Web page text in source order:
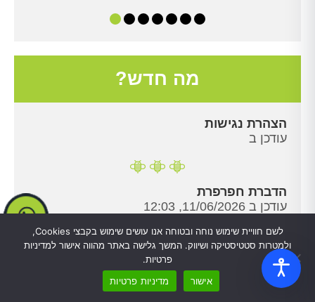
מה חדש?
הצהרת נגישות
עודכן ב
הדברת חפרפרת
עודכן ב 11/06/2026, 12:03
הדברת חרקים
עודכן ב 07/05/2026, 14:36
לשם חוויית שימוש נוחה ובטוחה אנו עושים שימוש בקבצי Cookies,
ולמטרות סטטיסטיקה ושיווק. המשך גלישה באתר מהווה אישור למדיניות
פרטיות.
אישור
מדיניות פרטיות